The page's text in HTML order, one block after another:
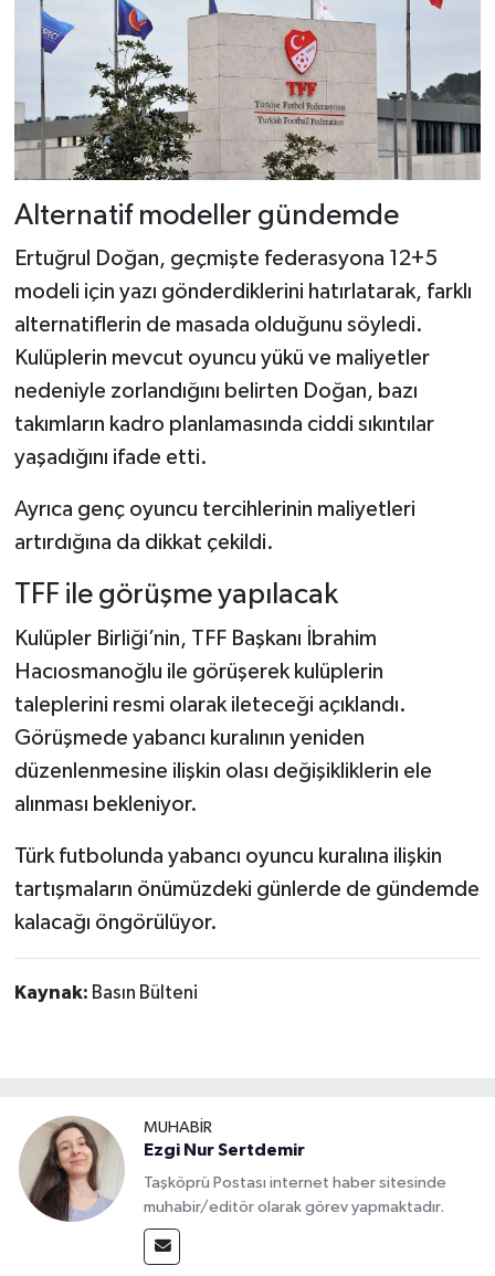
Alternatif modeller gündemde
Ertuğrul Doğan, geçmişte federasyona 12+5
modeli için yazı gönderdiklerini hatırlatarak, farklı
alternatiflerin de masada olduğunu söyledi.
Kulüplerin mevcut oyuncu yükü ve maliyetler
nedeniyle zorlandığını belirten Doğan, bazı
takımların kadro planlamasında ciddi sıkıntılar
yaşadığını ifade etti.
Ayrıca genç oyuncu tercihlerinin maliyetleri
artırdığına da dikkat çekildi.
TFF ile görüşme yapılacak
Kulüpler Birliği’nin, TFF Başkanı İbrahim
Hacıosmanoğlu ile görüşerek kulüplerin
taleplerini resmi olarak ileteceği açıklandı.
Görüşmede yabancı kuralının yeniden
düzenlenmesine ilişkin olası değişikliklerin ele
alınması bekleniyor.
Türk futbolunda yabancı oyuncu kuralına ilişkin
tartışmaların önümüzdeki günlerde de gündemde
kalacağı öngörülüyor.
Kaynak: Basın Bülteni
MUHABİR
Ezgi Nur Sertdemir
Taşköprü Postası internet haber sitesinde
muhabir/editör olarak görev yapmaktadır.